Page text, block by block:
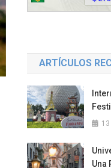
ARTÍCULOS
Una